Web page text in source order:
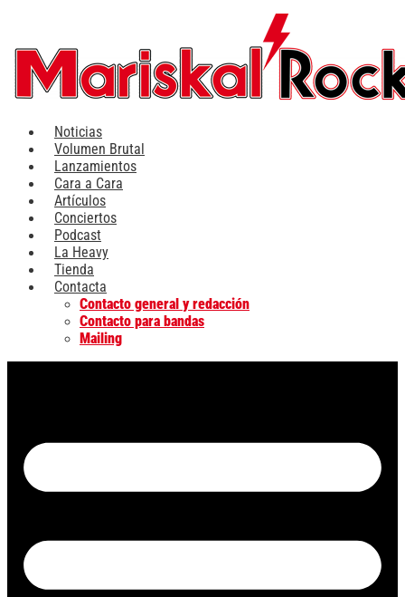
contenido
Noticias
Volumen Brutal
Lanzamientos
Cara a Cara
Artículos
Conciertos
Podcast
La Heavy
Tienda
Contacta
Contacto general y redacción
Contacto para bandas
Mailing